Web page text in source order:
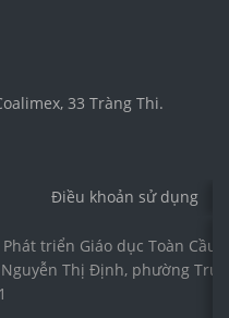
33 Tràng Thi.
Điều khoản sử dụng
triển Giáo dục Toàn Cầu
Thị Định, phường